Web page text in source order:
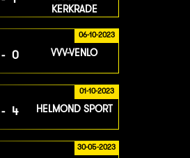
KERKRADE
06-10-2023
0 VVV-VENLO
01-10-2023
4 HELMOND SPORT
30-05-2023